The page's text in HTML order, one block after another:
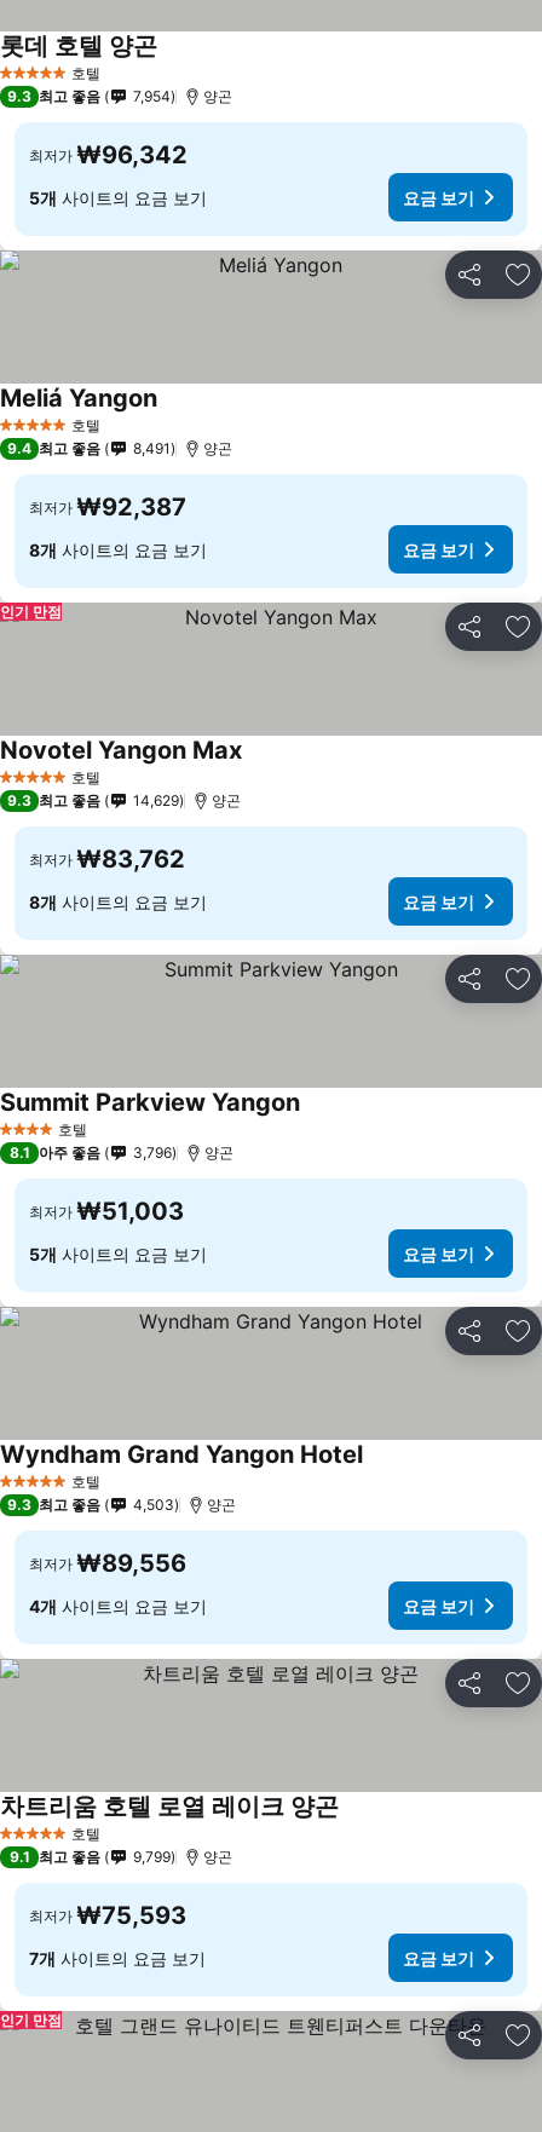
5 성급 호텔
롯데 호텔 양곤
9.3 최고 좋음 7,954 양곤
최저가 ₩96,342
5개 사이트의 요금 보기 요금 보기
공유 즐
5 성급 호텔
Meliá Yangon
9.4 최고 좋음 8,491 양곤
최저가 ₩92,387
8개 사이트의 요금 보기 요금 보기
공유 즐
인기 만점
5 성급 호텔
Novotel Yangon Max
9.3 최고 좋음 14,629 양곤
최저가 ₩83,762
8개 사이트의 요금 보기 요금 보기
공유 즐
4 성급 호텔
Summit Parkview Yangon
8.1 아주 좋음 3,796 양곤
최저가 ₩51,003
5개 사이트의 요금 보기 요금 보기
공유 즐
5 성급 호텔
Wyndham Grand Yangon Hotel
9.3 최고 좋음 4,503 양곤
최저가 ₩89,556
4개 사이트의 요금 보기 요금 보기
공유 즐
5 성급 호텔
차트리움 호텔 로열 레이크 양곤
9.1 최고 좋음 9,799 양곤
최저가 ₩75,593
7개 사이트의 요금 보기 요금 보기
공유 즐
인기 만점